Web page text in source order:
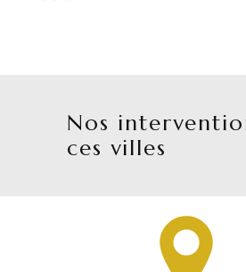
Nos
ces villes